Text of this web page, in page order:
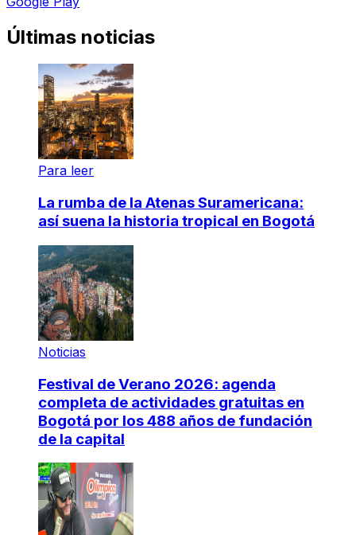
Últimas noticias
Para leer
La rumba de la Atenas Suramericana:
así suena la historia tropical en Bogotá
Noticias
Festival de Verano 2026: agenda
completa de actividades gratuitas en
Bogotá por los 488 años de fundación
de la capital